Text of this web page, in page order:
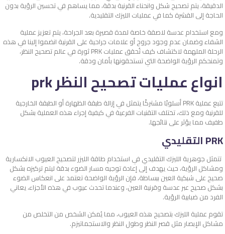
الدقيقة، يتم تصحيح شكل وانحناء القرنية بدقة، مما يساهم في تحسين الرؤية بدون
الحاجة إلى القشرة كما في عمليات الليزك التقليدية.
ومع استخدام عدسة لاصقة خاصة لمدة قصيرة بعد الجراحة، يتم تعزيز عملية
الشفاء وضمان عدم وجود جروح أو علامات جراحية على القرنية انضموا إلينا في هذه
الرحلة الملهمة لاكتشاف كيف تُحقق عمليات PRK ثورة في عالم تصحيح النظر،
وتمنحكم الرؤية الواضحة التي تستحقونها بأمان ودقة.
انواع عمليات تصحيح النظر prk
تتبع عملية PRK أسلوبًا مشتركًا يتمثل في إزالة طبقة الظهارة أو الطبقة الخارجية
للقرنية ومع ذلك، تختلف التقنيات الفرعية في كيفية إجراء هذه العملية بشكل
طفيف مما يؤثر على نتائجها.
PRK التقليدي
تتمثل جوهرية الليزك التقليدي في استخدام طاقة الليزر لتصحيح العيوب الانكسارية
ومشاكل الرؤية، حيث يهدف إلى إعادة توجيه مسار الضوء بدقة ليتم تركيزه بشكل
صحيح على شبكية العين ببساطة، فإن الرؤية الواضحة تعتمد على انعكاس الضوء
بشكل صحيح عبر عدسة وقرنية العين، وعندما تحدث عيوب في هذه الأجزاء، يعاني
الفرد من ضبابية الرؤية.
تقوم عملية الليزك بتصحيح هذه العيوب، مما يُمكن الشخص من التخلص من
مشاكل الإبصار مثل قصر النظر وطول النظر والاستجماتيزم.